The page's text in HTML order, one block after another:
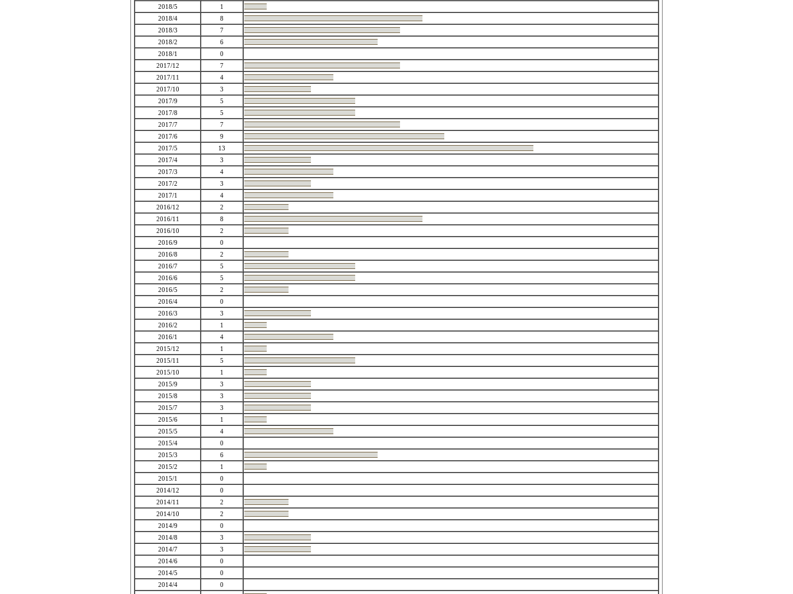
2018/5
1
2018/4
8
2018/3
7
2018/2
6
2018/1
0
2017/12
7
2017/11
4
2017/10
3
2017/9
5
2017/8
5
2017/7
7
2017/6
9
2017/5
13
2017/4
3
2017/3
4
2017/2
3
2017/1
4
2016/12
2
2016/11
8
2016/10
2
2016/9
0
2016/8
2
2016/7
5
2016/6
5
2016/5
2
2016/4
0
2016/3
3
2016/2
1
2016/1
4
2015/12
1
2015/11
5
2015/10
1
2015/9
3
2015/8
3
2015/7
3
2015/6
1
2015/5
4
2015/4
0
2015/3
6
2015/2
1
2015/1
0
2014/12
0
2014/11
2
2014/10
2
2014/9
0
2014/8
3
2014/7
3
2014/6
0
2014/5
0
2014/4
0